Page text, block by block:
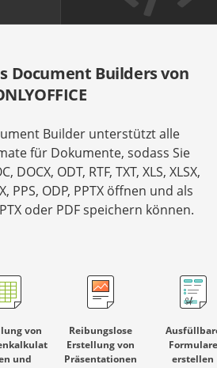
Document Builders von
Builder unterstützt alle
für Dokumente, sodass Sie
DOCX, ODT, RTF, TXT, XLS, XLSX,
PPS, ODP, PPTX öffnen und als
oder PDF speichern können.
von
und
Reibungslose
Erstellung von
Präsentationen
Formulare
erstellen